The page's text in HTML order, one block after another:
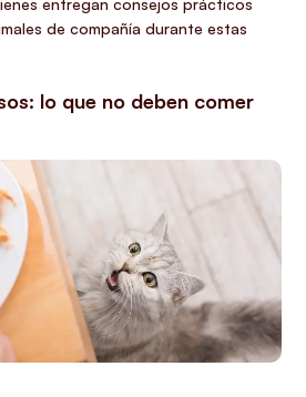
entregan consejos prácticos
de compañía durante estas
lo que no deben comer